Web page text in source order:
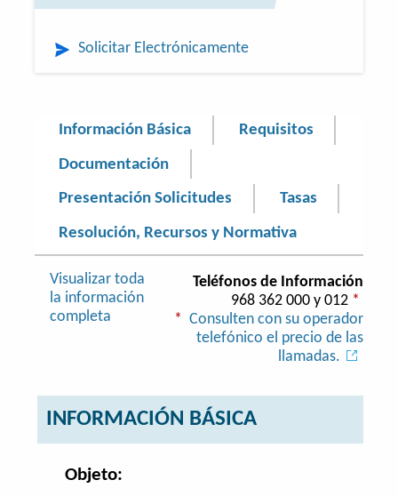
Solicitar Electrónicamente
Información Básica Requisitos
Documentación
Presentación Solicitudes Tasas
Resolución, Recursos y Normativa
Visualizar toda
la información
completa
Teléfonos de Información
968 362 000 y 012 *
*
Consulten con su operador
telefónico el precio de las
llamadas.
INFORMACIÓN BÁSICA
Objeto: